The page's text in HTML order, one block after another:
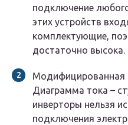
подключение
этих устройств
комплектующие,
достаточно высока.
Модифицированная
Диаграмма тока –
инверторы нельзя
подключения